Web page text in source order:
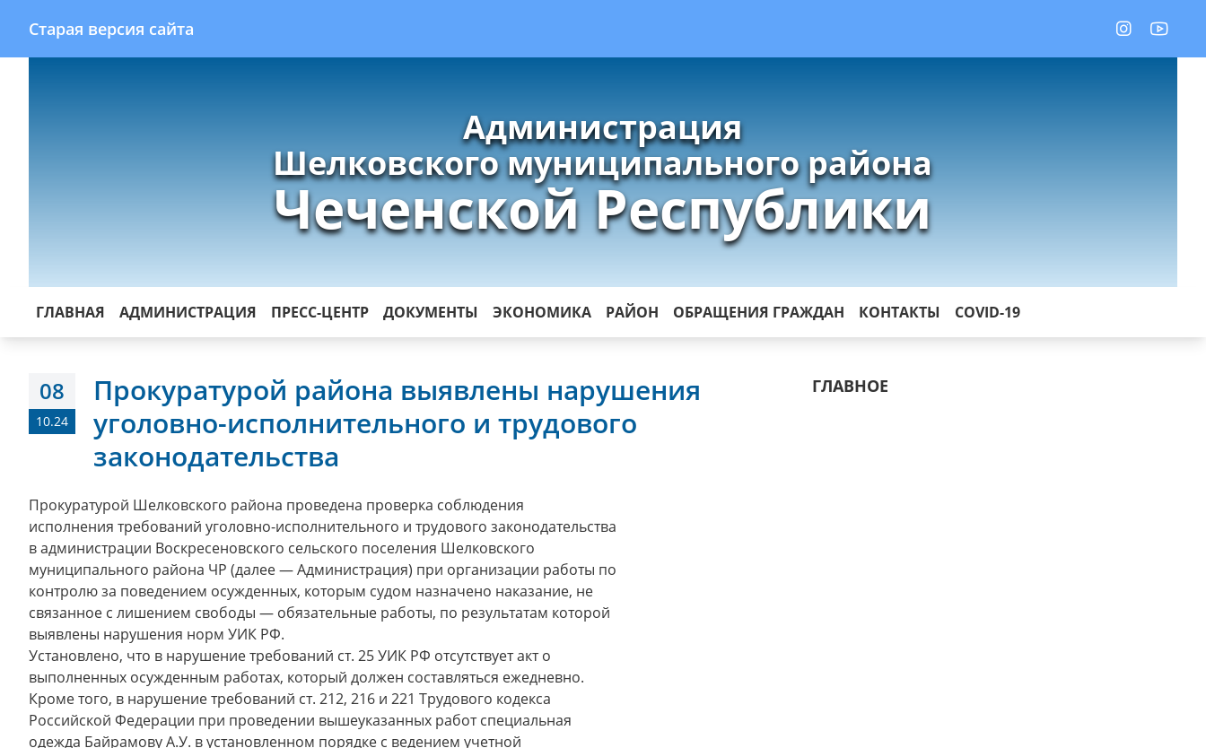
Старая версия сайта
Администрация
Шелковского муниципального района
Чеченской Республики
ГЛАВНАЯ АДМИНИСТРАЦИЯ ПРЕСС-ЦЕНТР ДОКУМЕНТЫ ЭКОНОМИКА РАЙОН ОБРАЩЕНИЯ ГРАЖДАН КОНТАКТЫ COVID-19
08
10.24
Прокуратурой района выявлены нарушения
уголовно-исполнительного и трудового
законодательства
Прокуратурой Шелковского района проведена проверка соблюдения
исполнения требований уголовно-исполнительного и трудового законодательства
в администрации Воскресеновского сельского поселения Шелковского
муниципального района ЧР (далее — Администрация) при организации работы по
контролю за поведением осужденных, которым судом назначено наказание, не
связанное с лишением свободы — обязательные работы, по результатам которой
выявлены нарушения норм УИК РФ.
Установлено, что в нарушение требований ст. 25 УИК РФ отсутствует акт о
выполненных осужденным работах, который должен составляться ежедневно.
Кроме того, в нарушение требований ст. 212, 216 и 221 Трудового кодекса
Российской Федерации при проведении вышеуказанных работ специальная
одежда Байрамову А.У. в установленном порядке с ведением учетной
ГЛАВНОЕ